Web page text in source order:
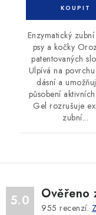
Enzymatický
psy a kočky
patentovaných
Ulpívá na
dásní a
působení
Gel rozrušuje
zubní...
5.0 Ověřeno
955 recenzí.